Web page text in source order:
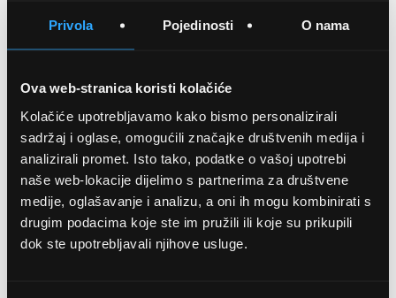
Privola Pojedinosti O nama
Ova web-stranica koristi kolačiće
Kolačiće upotrebljavamo kako bismo personalizirali
sadržaj i oglase, omogućili značajke društvenih medija i
analizirali promet. Isto tako, podatke o vašoj upotrebi
naše web-lokacije dijelimo s partnerima za društvene
medije, oglašavanje i analizu, a oni ih mogu kombinirati s
drugim podacima koje ste im pružili ili koje su prikupili
dok ste upotrebljavali njihove usluge.
Detalji
OPTIKA NJEGO, POSLOVNICA 1